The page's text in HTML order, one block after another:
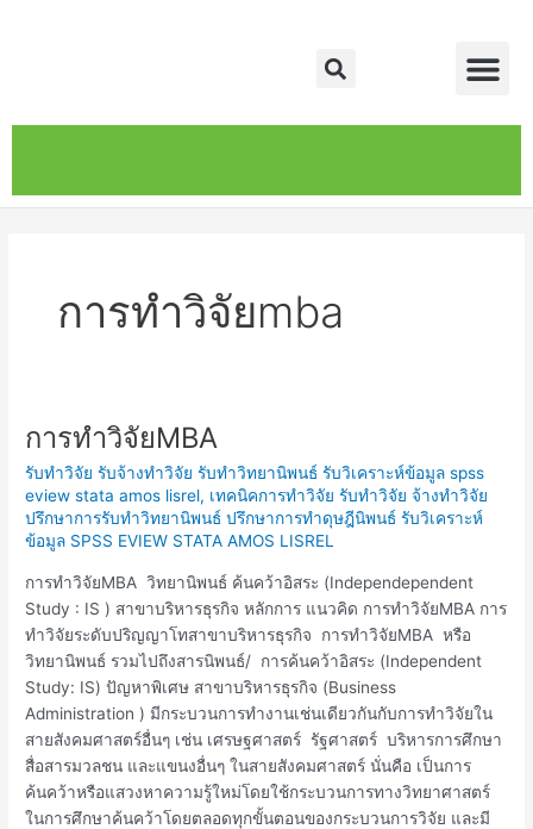
Search
การทำวิจัยmba
การทำวิจัยMBA
รับทำวิจัย รับจ้างทำวิจัย รับทำวิทยานิพนธ์ รับวิเคราะห์ข้อมูล spss
eview stata amos lisrel, เทคนิคการทำวิจัย รับทำวิจัย จ้างทำวิจัย
ปรึกษาการรับทำวิทยานิพนธ์ ปรึกษาการทำดุษฎีนิพนธ์ รับวิเคราะห์
ข้อมูล SPSS EVIEW STATA AMOS LISREL
การทำวิจัยMBA วิทยานิพนธ์ ค้นคว้าอิสระ (Independependent
Study : IS ) สาขาบริหารธุรกิจ หลักการ แนวคิด การทำวิจัยMBA การ
ทำวิจัยระดับปริญญาโทสาขาบริหารธุรกิจ การทำวิจัยMBA หรือ
วิทยานิพนธ์ รวมไปถึงสารนิพนธ์/ การค้นคว้าอิสระ (Independent
Study: IS) ปัญหาพิเศษ สาขาบริหารธุรกิจ (Business
Administration ) มีกระบวนการทำงานเช่นเดียวกันกับการทำวิจัยใน
สายสังคมศาสตร์อื่นๆ เช่น เศรษฐศาสตร์ รัฐศาสตร์ บริหารการศึกษา
สื่อสารมวลชน และแขนงอื่นๆ ในสายสังคมศาสตร์ นั่นคือ เป็นการ
ค้นคว้าหรือแสวงหาความรู้ใหม่โดยใช้กระบวนการทางวิทยาศาสตร์
ในการศึกษาค้นคว้าโดยตลอดทุกขั้นตอนของกระบวนการวิจัย และมี
การ
วิจัยMBA